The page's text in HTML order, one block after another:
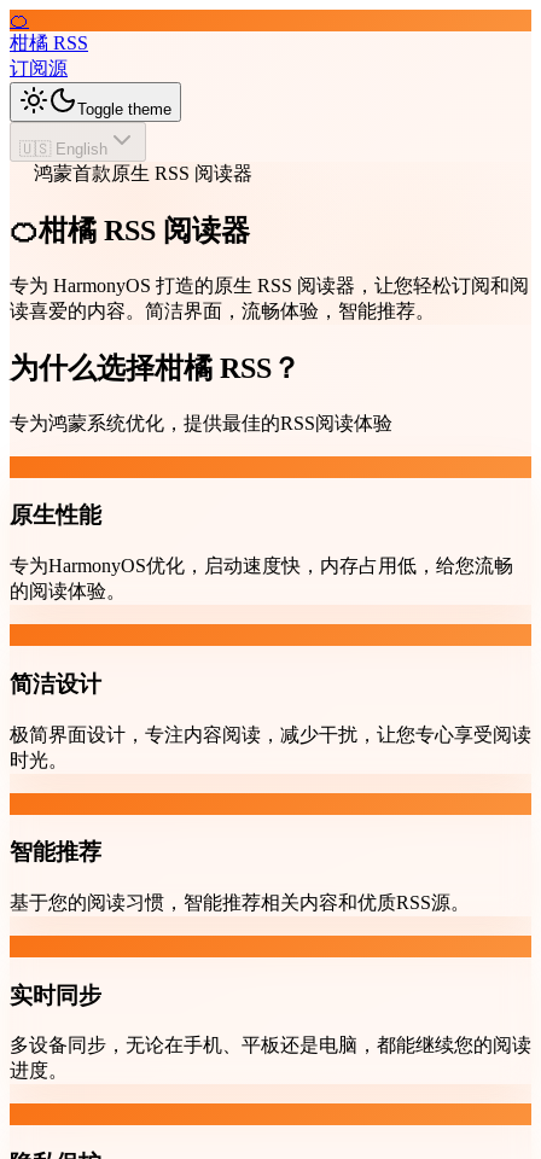
🍊
柑橘 RSS
订阅源
Toggle theme
🇺🇸 English
鸿蒙首款原生 RSS 阅读器
🍊柑橘 RSS 阅读器
专为 HarmonyOS 打造的原生 RSS 阅读器，让您轻松订阅和阅
读喜爱的内容。简洁界面，流畅体验，智能推荐。
为什么选择柑橘 RSS？
专为鸿蒙系统优化，提供最佳的RSS阅读体验
原生性能
专为HarmonyOS优化，启动速度快，内存占用低，给您流畅
的阅读体验。
简洁设计
极简界面设计，专注内容阅读，减少干扰，让您专心享受阅读
时光。
智能推荐
基于您的阅读习惯，智能推荐相关内容和优质RSS源。
实时同步
多设备同步，无论在手机、平板还是电脑，都能继续您的阅读
进度。